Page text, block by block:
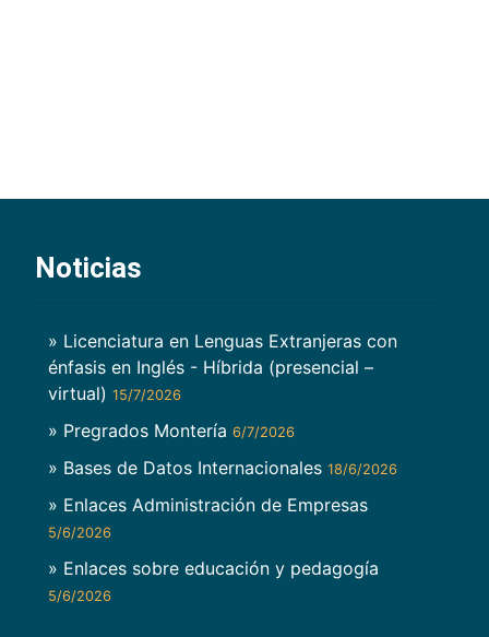
Noticias
» Licenciatura en Lenguas Extranjeras con
énfasis en Inglés - Híbrida (presencial –
virtual) 15/7/2026
» Pregrados Montería 6/7/2026
» Bases de Datos Internacionales 18/6/2026
» Enlaces Administración de Empresas
5/6/2026
» Enlaces sobre educación y pedagogía
5/6/2026